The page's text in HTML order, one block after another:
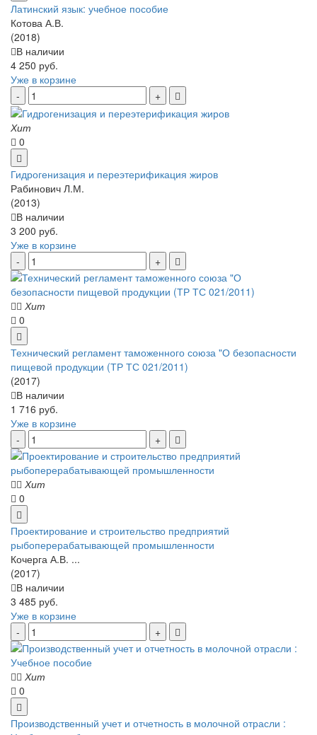
Латинский язык: учебное пособие
Котова А.В.
(2018)
В наличии
4 250 руб.
Уже в корзине
Хит
0
Гидрогенизация и переэтерификация жиров
Рабинович Л.М.
(2013)
В наличии
3 200 руб.
Уже в корзине
Хит
0
Технический регламент таможенного союза "О безопасности
пищевой продукции (ТР ТС 021/2011)
(2017)
В наличии
1 716 руб.
Уже в корзине
Хит
0
Проектирование и строительство предприятий
рыбоперерабатывающей промышленности
Кочерга А.В. ...
(2017)
В наличии
3 485 руб.
Уже в корзине
Хит
0
Производственный учет и отчетность в молочной отрасли :